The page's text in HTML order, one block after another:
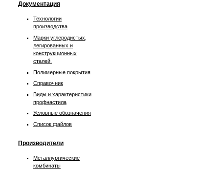
Документация
Технологии
производства
Марки углеродистых,
легированных и
конструкционных
сталей.
Полимерные покрытия
Справочник
Виды и характеристики
профнастила
Условные обозначения
Список файлов
Производители
Металлургические
комбинаты